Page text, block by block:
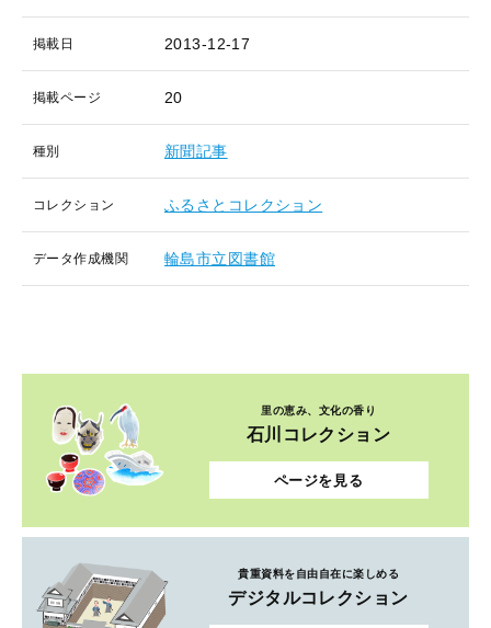
掲載日 2013-12-17
掲載ページ 20
種別 新聞記事
コレクション ふるさとコレクション
データ作成機関 輪島市立図書館
里の恵み、文化の香り
石川コレクション
ページを見る
貴重資料を自由自在に楽しめる
デジタルコレクション